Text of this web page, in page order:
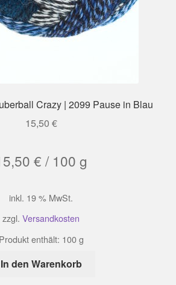
Crazy | 2099 Pause in Blau
15,50 €
€ / 100 g
inkl. 19 % MwSt.
zzgl. Versandkosten
Produkt enthält: 100g
In den Warenkorb